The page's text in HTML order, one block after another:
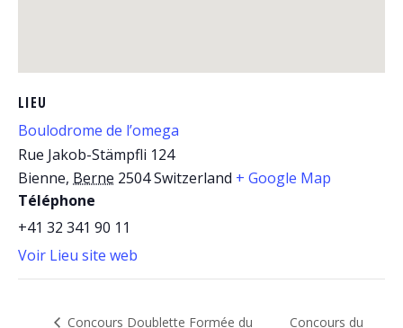
LIEU
Boulodrome de l’omega
Rue Jakob-Stämpfli 124
Bienne, Berne 2504Switzerland + Google Map
Téléphone
+41 32 341 90 11
Voir Lieu site web
Concours Doublette Formée du Concours du